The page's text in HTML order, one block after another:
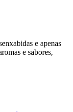
e apenas
e sabores,